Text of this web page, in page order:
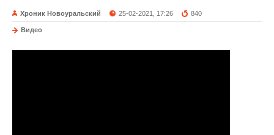
Хроник Новоуральский 25-02-2021, 17:26 840
Видео